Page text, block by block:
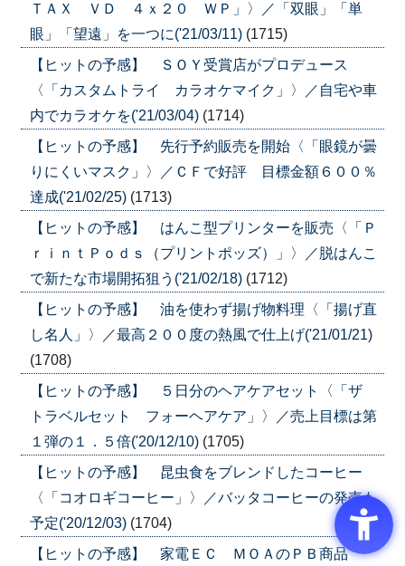
ＴＡＸ ＶＤ ４ｘ２０ ＷＰ」〉／「双眼」「単
眼」「望遠」を一つに('21/03/11) (1715)
【ヒットの予感】 ＳＯＹ受賞店がプロデュース
〈「カスタムトライ カラオケマイク」〉／自宅や車
内でカラオケを('21/03/04) (1714)
【ヒットの予感】 先行予約販売を開始〈「眼鏡が曇
りにくいマスク」〉／ＣＦで好評 目標金額６００％
達成('21/02/25) (1713)
【ヒットの予感】 はんこ型プリンターを販売〈「Ｐ
ｒｉｎｔＰｏｄｓ（プリントポッズ）」〉／脱はんこ
で新たな市場開拓狙う('21/02/18) (1712)
【ヒットの予感】 油を使わず揚げ物料理〈「揚げ直
し名人」〉／最高２００度の熱風で仕上げ('21/01/21)
(1708)
【ヒットの予感】 ５日分のヘアケアセット〈「ザ
トラベルセット フォーヘアケア」〉／売上目標は第
１弾の１．５倍('20/12/10) (1705)
【ヒットの予感】 昆虫食をブレンドしたコーヒー
〈「コオロギコーヒー」〉／バッタコーヒーの発売も
予定('20/12/03) (1704)
【ヒットの予感】 家電ＥＣ ＭＯＡのＰＢ商品